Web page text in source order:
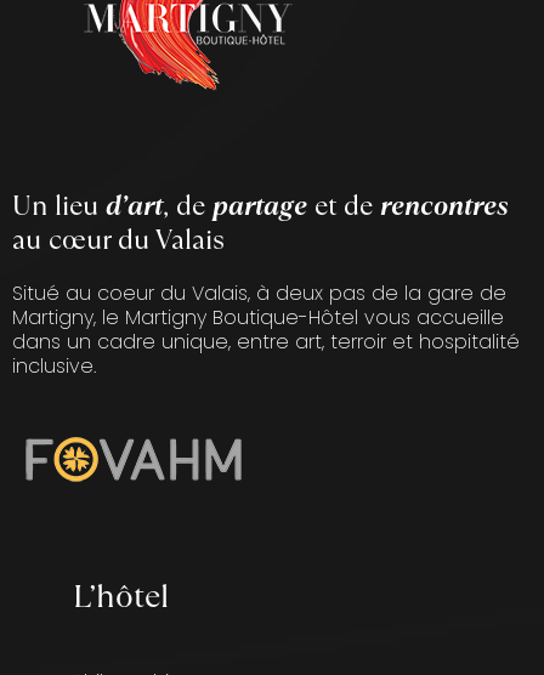
Un lieu d’art, departage et derencontres
au cœur du Valais
Situé au coeur du Valais, à deux pas de la gare de
Martigny, le Martigny Boutique-Hôtel vous accueille
dans un cadre unique, entre art, terroir et hospitalité
inclusive.
L’hôtel